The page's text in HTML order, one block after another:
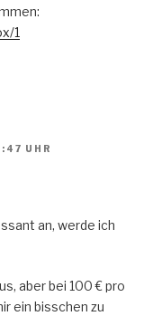
1
UHR
an, werde ich
aber bei 100 € pro
ein bisschen zu